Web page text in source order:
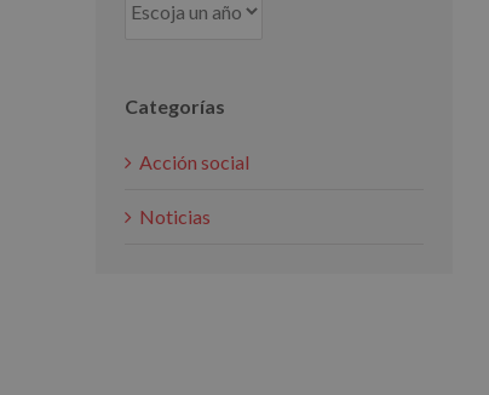
Categorías
Acción social
Noticias